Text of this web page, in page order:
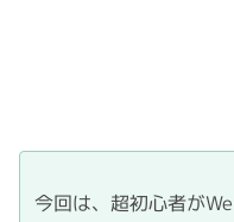
今回は、超初心者が